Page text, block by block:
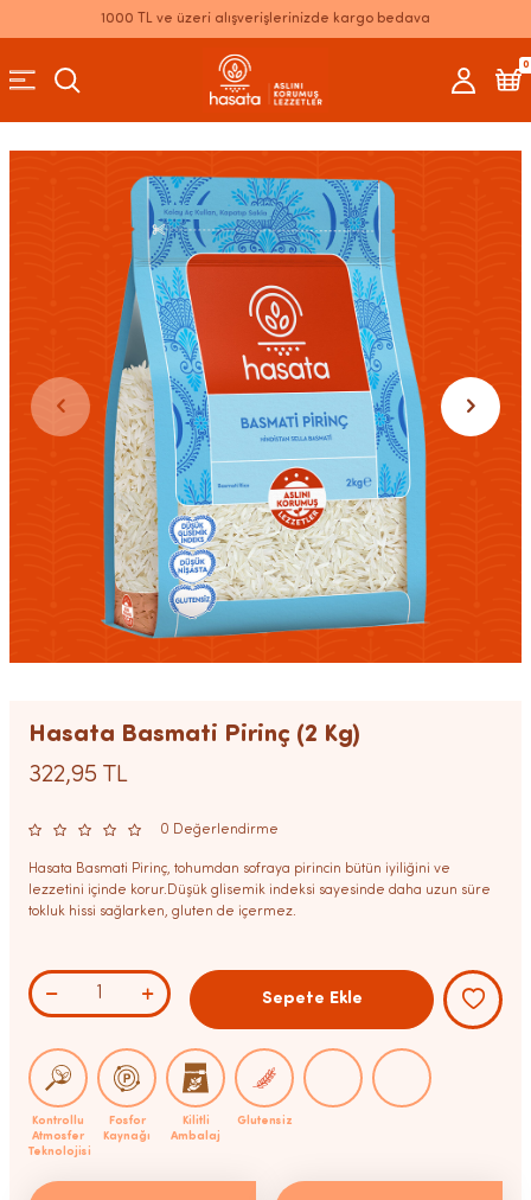
1000 TL ve üzeri alışverişlerinizde kargo bedava
0
Hasata Basmati Pirinç (2 Kg)
322,95 TL
0 Değerlendirme
Hasata Basmati Pirinç, tohumdan sofraya pirincin bütün iyiliğini ve
lezzetini içinde korur.Düşük glisemik indeksi sayesinde daha uzun süre
tokluk hissi sağlarken, gluten de içermez.
Sepete Ekle
Kontrollu
Atmosfer
Teknolojisi
Fosfor
Kaynağı
Kilitli
Ambalaj
Glutensiz